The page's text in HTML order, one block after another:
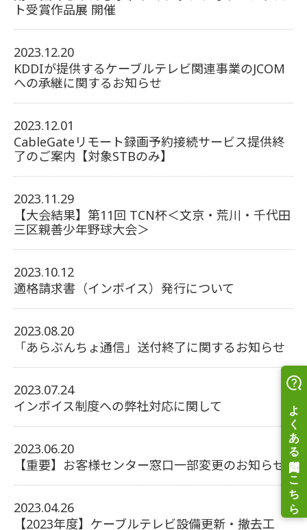
ト受賞作品展 開催
2023.12.20
KDDIが提供するケーブルテレビ関連事業のJCOM
への承継に関するお知らせ
2023.12.01
CableGateリモート録画予約接続サービス提供終
了のご案内【対象STBのみ】
2023.11.29
【大会結果】第11回 TCN杯＜文京・荒川・千代田
三区親善少年野球大会＞
2023.10.12
適格請求書（インボイス）発行について
2023.08.20
「あらぶんちょ通信」送付終了に関するお知らせ
2023.07.24
インボイス制度への弊社対応に関して
2023.06.20
【重要】お客様センター窓口一部変更のお知らせ
2023.04.26
【2023年度】ケーブルテレビ設備更新・撤去工